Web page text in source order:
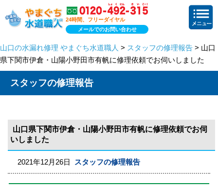
24時間、フリーダイヤル
メールでのお問い合わせ
山口の水漏れ修理 やまぐち水道職人 > スタッフの修理報告 > 山口
県下関市伊倉・山陽小野田市有帆に修理依頼でお伺いしました
スタッフの修理報告
山口県下関市伊倉・山陽小野田市有帆に修理依頼でお伺
いしました
2021年12月26日 スタッフの修理報告